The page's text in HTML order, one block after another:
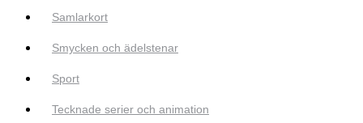
Samlarkort
Smycken och ädelstenar
Sport
Tecknade serier och animation